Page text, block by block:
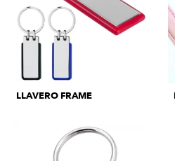
LLAVERO FRAME